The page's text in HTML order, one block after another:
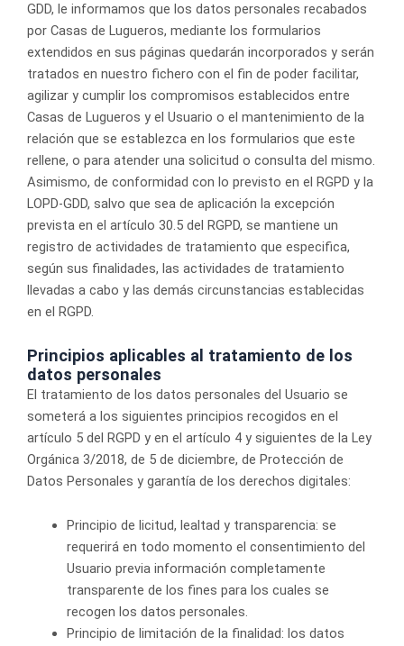
GDD, le informamos que los datos personales recabados
por Casas de Lugueros, mediante los formularios
extendidos en sus páginas quedarán incorporados y serán
tratados en nuestro fichero con el fin de poder facilitar,
agilizar y cumplir los compromisos establecidos entre
Casas de Lugueros y el Usuario o el mantenimiento de la
relación que se establezca en los formularios que este
rellene, o para atender una solicitud o consulta del mismo.
Asimismo, de conformidad con lo previsto en el RGPD y la
LOPD-GDD, salvo que sea de aplicación la excepción
prevista en el artículo 30.5 del RGPD, se mantiene un
registro de actividades de tratamiento que especifica,
según sus finalidades, las actividades de tratamiento
llevadas a cabo y las demás circunstancias establecidas
en el RGPD.
Principios aplicables al tratamiento de los
datos personales
El tratamiento de los datos personales del Usuario se
someterá a los siguientes principios recogidos en el
artículo 5 del RGPD y en el artículo 4 y siguientes de la Ley
Orgánica 3/2018, de 5 de diciembre, de Protección de
Datos Personales y garantía de los derechos digitales:
Principio de licitud, lealtad y transparencia: se
requerirá en todo momento el consentimiento del
Usuario previa información completamente
transparente de los fines para los cuales se
recogen los datos personales.
Principio de limitación de la finalidad: los datos